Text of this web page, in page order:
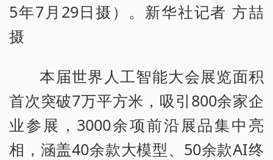
5年7月29日摄）。新华社记者 方喆
摄
本届世界人工智能大会展览面积
首次突破7万平方米，吸引800余家企
业参展，3000余项前沿展品集中亮
相，涵盖40余款大模型、50余款AI终